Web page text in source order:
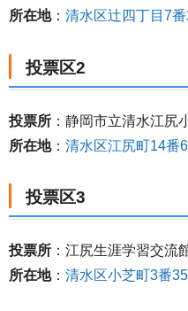
所在地： 清水区辻四丁目7
投票区2
投票所 ：静岡市立清水江尻
所在地： 清水区江尻町14番
投票区3
投票所 ：江尻生涯学習交流
所在地： 清水区小芝町3番